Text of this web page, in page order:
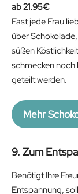
21.95€
Fast jede Frau
über
süßen
schmecken noch
geteilt werden.
Mehr
9. Zum
Benötigt Ihre
Entspannung,